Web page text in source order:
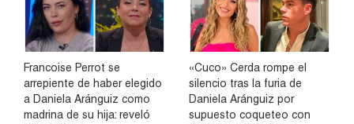
Francoise Perrot se
arrepiente de haber elegido
a Daniela Aránguiz como
madrina de su hija: reveló
«Cuco» Cerda rompe el
silencio tras la furia de
Daniela Aránguiz por
supuesto coqueteo con